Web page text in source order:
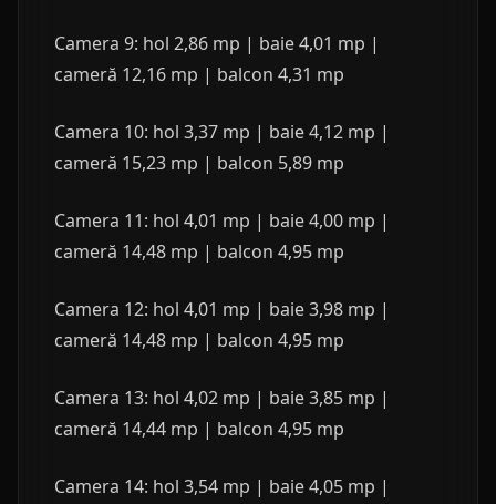
Camera 9: hol 2,86 mp | baie 4,01 mp |
cameră 12,16 mp | balcon 4,31 mp
Camera 10: hol 3,37 mp | baie 4,12 mp |
cameră 15,23 mp | balcon 5,89 mp
Camera 11: hol 4,01 mp | baie 4,00 mp |
cameră 14,48 mp | balcon 4,95 mp
Camera 12: hol 4,01 mp | baie 3,98 mp |
cameră 14,48 mp | balcon 4,95 mp
Camera 13: hol 4,02 mp | baie 3,85 mp |
cameră 14,44 mp | balcon 4,95 mp
Camera 14: hol 3,54 mp | baie 4,05 mp |